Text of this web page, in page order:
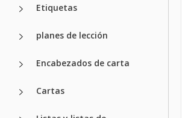
Etiquetas
planes de lección
Encabezados de carta
Cartas